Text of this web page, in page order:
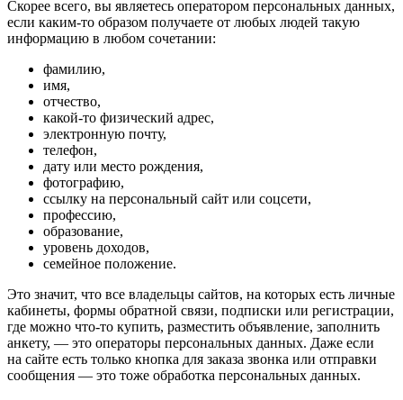
Скорее всего, вы являетесь оператором персональных данных,
если каким-то образом получаете от любых людей такую
информацию в любом сочетании:
фамилию,
имя,
отчество,
какой-то физический адрес,
электронную почту,
телефон,
дату или место рождения,
фотографию,
ссылку на персональный сайт или соцсети,
профессию,
образование,
уровень доходов,
семейное положение.
Это значит, что все владельцы сайтов, на которых есть личные
кабинеты, формы обратной связи, подписки или регистрации,
где можно что-то купить, разместить объявление, заполнить
анкету, — это операторы персональных данных. Даже если
на сайте есть только кнопка для заказа звонка или отправки
сообщения — это тоже обработка персональных данных.